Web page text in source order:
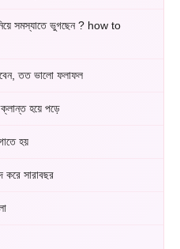
সমস্যাতে ভুগছেন ? how to
তত ভালো ফলাফল
হয়ে পড়ে
হয়
সারাবছর